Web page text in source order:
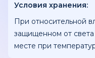
Условия хранения:
При относительной
защищенном от
месте при